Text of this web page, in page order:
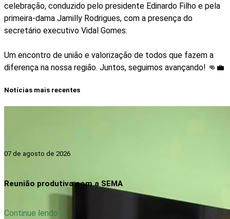
celebração, conduzido pelo presidente Edinardo Filho e pela
primeira-dama Jamilly Rodrigues, com a presença do
secretário executivo Vidal Gomes.
Um encontro de união e valorização de todos que fazem a
diferença na nossa região. Juntos, seguimos avançando! 👊💼
Notícias mais recentes
07 de agosto de 2026
Reunião produtiva com a SEMA
Continue lendo